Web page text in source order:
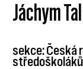
Jáchym
sekce: Česká
středoškoláků